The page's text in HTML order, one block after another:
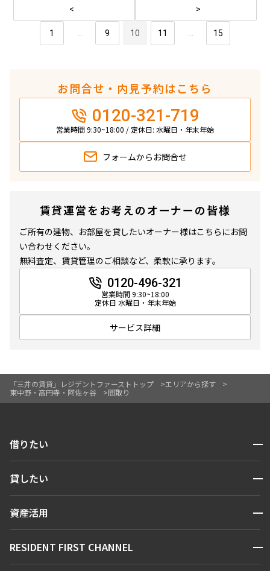
「三井の賃貸」レジデントファーストトップ
エリアから探す
東中野・高円寺・阿佐ヶ谷
間取り
1 ... 9 10 11 ... 15
お問合せ・内見予約はこちら
0120-321-719
営業時間 9:30~18:00 / 定休日: 水曜日・年末年始
フォームから お問合せ
賃貸運営をお考えのオーナーの皆様
ご所有の建物、お部屋を貸したいオーナー様はこちらにお問
い合わせください。
無料査定、賃貸管理のご相談など、柔軟に承ります。
0120-496-321
営業時間 9:30~18:00
定休日 水曜日・年末年始
サービス詳細
借りたい 開閉
人気エリアから探す
貸したい 開閉
お問い合わせ
資産活用 開閉
お問い合わせ
RESIDENT FIRST CHANNEL 開閉